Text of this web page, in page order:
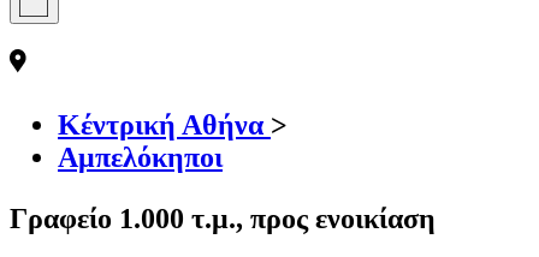
Κέντρική Αθήνα >
Αμπελόκηποι
Γραφείο 1.000 τ.μ., προς ενοικίαση